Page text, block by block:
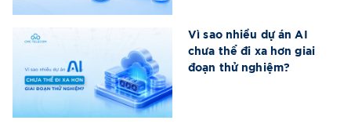
Vì sao nhiều dự án AI
chưa thể đi xa hơn giai
đoạn thử nghiệm?